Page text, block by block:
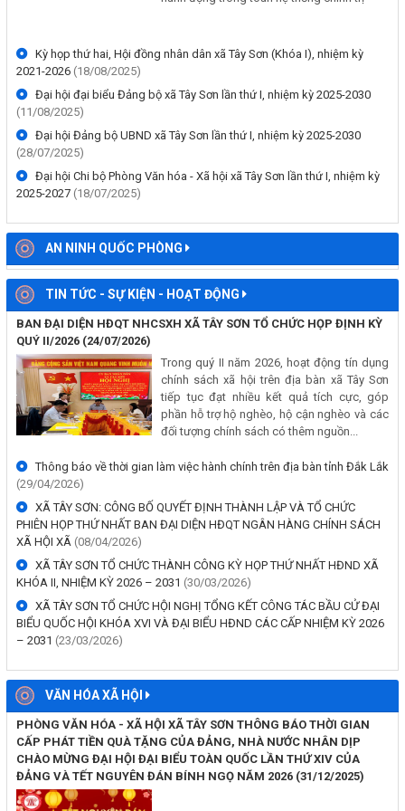
THAO XÃ TÂY SƠN LẦN THỨ I NĂM 2026
(25/05/2026, 00:00)
ĐẢNG ỦY XÃ TÂY SƠN TỔ CHỨC LỄ TRAO TẶNG HUY HIỆU ĐẢNG
ĐỢT 19/5/2026
(19/05/2026, 00:00)
ĐẢNG ỦY XÃ TÂY SƠN TỔ CHỨC HỘI NGHỊ TRIỂN KHAI CÁC VĂN
(19/05/2026, 00:00)
Thông báo Niêm yết công khai phương án chi tiết về bồi thường,
hỗ trợ, tái định cư Tiểu dự án: Xây dựng hệ thống cấp nước sạch
cho các xã Cà Lúi, Krông Pa và Phước Tân huyện Sơn Hòa, thuộc
Dự án: Xây dựng cơ sở hạ tầng thích ứng với biến đổi khí hậu cho
đồng bào dân tộc thiểu số (CRIEM) - Dự án thành phần tỉnh Phú
Yên, Địa điểm Xã Cà Lúi, Krông Pa và Phước Tân huyện Sơn Hòa,
Địa điểm: xã Cà Lúi, huyện Sơn Hòa (nay là xã Tây Sơn, tỉnh Đắk
Lắk)
(18/05/2026, 00:00)
UBND XÃ TÂY SƠN TỔ CHỨC HỘI NGHỊ TẬP HUẤN, BỒI DƯỠNG
KIẾN THỨC, KỸ NĂNG VỀ CHUYỂN ĐỔI SỐ CHO CÁN BỘ, CÔNG
CHỨC, VIÊN CHỨC
(15/05/2026, 00:00)
Lịch tiếp công dân năm 2026 của Chủ tịch UBND xã Tây Sơn
(05/05/2026, 00:00)
Thông báo về thời gian làm việc hành chính trên địa bàn tỉnh Đắk
(29/04/2026, 00:00)
Thông báo về việc niêm yết công khai và lấy ý kiến dự thảo Phương
án bồi thường, hỗ trợ, tái định cư để thực hiện Dự án: Hạ tầng kỹ
thuật khu dân cư thôn Ma Lưng
XÂY DỰNG ĐẢNG, CHÍNH QUYỀN
Hội nghị học tập, quán triệt, tuyên truyền các văn bản của Trung
ương, Tỉnh năm 2025(19/08/2025)
Hội nghị là dịp quan trọng để cán bộ, đảng
hành động trong toàn hệ thống chính trị
Kỳ họp thứ hai, Hội đồng nhân dân xã Tây Sơn (Khóa I), nhiệm kỳ
2021-2026(18/08/2025)
Đại hội đại biểu Đảng bộ xã Tây Sơn lần thứ I, nhiệm kỳ 2025-2030
(11/08/2025)
Đại hội Đảng bộ UBND xã Tây Sơn lần thứ I, nhiệm kỳ 2025-2030
(28/07/2025)
Đại hội Chi bộ Phòng Văn hóa - Xã hội xã Tây Sơn lần thứ I, nhiệm kỳ
2025-2027 (18/07/2025)
AN NINH QUỐC PHÒNG
BAN ĐẠI DIỆN HĐQT NHCSXH XÃ TÂY SƠN TỔ CHỨC HỌP ĐỊNH KỲ
QUÝ II/2026
Trong quý II năm 2026, hoạt động tín dụng
chính sách xã hội trên địa bàn xã Tây Sơn
tiếp tục đạt nhiều kết quả tích cực, góp
phần hỗ trợ hộ nghèo, hộ cận nghèo và các